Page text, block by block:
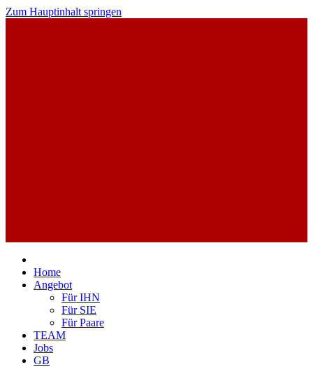
Zum Hauptinhalt springen
Home
Angebot
Für IHN
Für SIE
Für Paare
TEAM
Jobs
GB